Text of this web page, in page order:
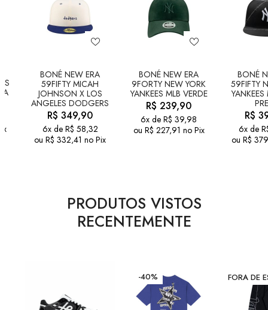
BONÉ NEW ERA
59FIFTY MICAH
JOHNSON X LOS
ANGELES DODGERS
R$ 349,90
6x de R$ 58,32
ou R$ 332,41 no Pix
BONÉ NEW ERA
9FORTY NEW YORK
YANKEES MLB VERDE
R$ 239,90
6x de R$ 39,98
ou R$ 227,91 no Pix
BONÉ
59FIFTY
R$
6x de
ou R$
PRODUTOS VISTOS
RECENTEMENTE
-40% FORA DE